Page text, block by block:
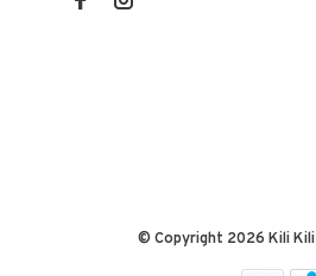
© Copyright 2026 Kili Kili